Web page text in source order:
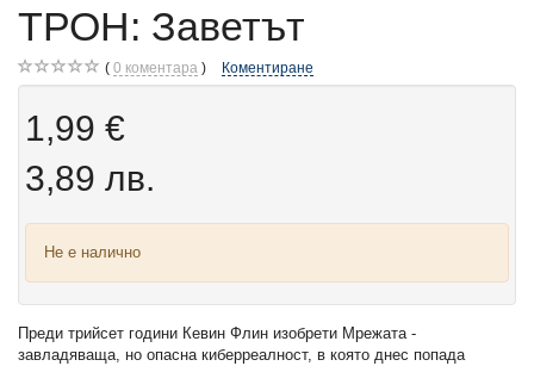
ТРОН: Заветът
0 коментара Коментиране
1,99 €
3,89 лв.
Не е налично
Преди трийсет години Кевин Флин изобрети Мрежата -
завладяваща, но опасна киберреалност, в която днес попада